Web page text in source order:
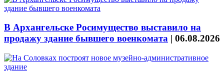
В Архангельске Росимущество выставило на
продажу здание бывшего военкомата | 06.08.2026